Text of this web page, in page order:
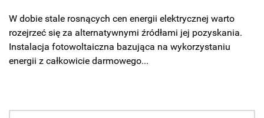
W dobie stale rosnących cen energii elektrycznej warto
rozejrzeć się za alternatywnymi źródłami jej pozyskania.
Instalacja fotowoltaiczna bazująca na wykorzystaniu
energii z całkowicie darmowego...